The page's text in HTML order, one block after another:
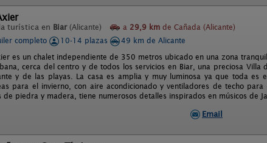
turística en Biar (Alicante) a 29,9 km de Cañada (Alicante)
completo
10-14 plazas
49 km de Alicante
es un chalet independiente de 350 metros ubicado en una zona
cerca del centro y de todos los servicios en Biar, una preciosa
y de las playas. La casa es amplia y muy luminosa ya que toda es
para el invierno, con aire acondicionado y ventiladores de techo
de piedra y madera, tiene numerosos detalles inspirados en músicos de
Email